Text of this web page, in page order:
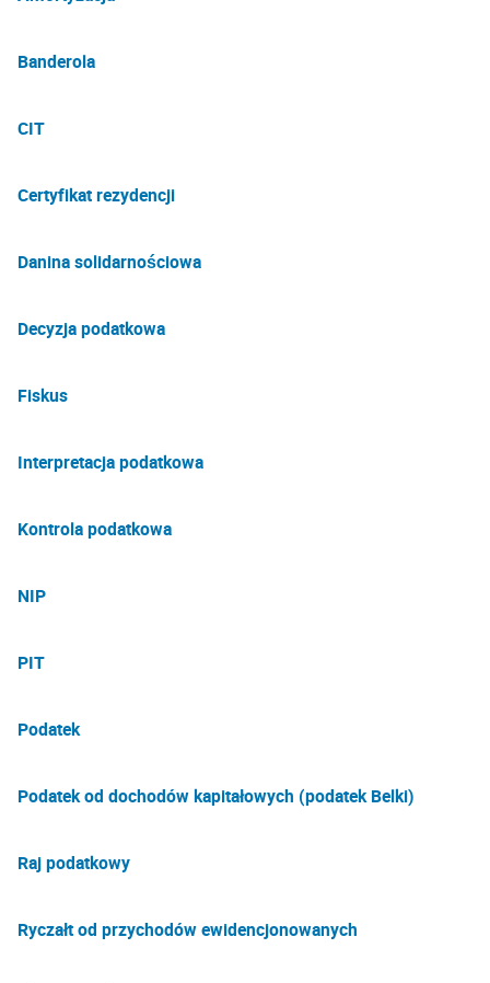
Banderola
CIT
Certyfikat rezydencji
Danina solidarnościowa
Decyzja podatkowa
Fiskus
Interpretacja podatkowa
Kontrola podatkowa
NIP
PIT
Podatek
Podatek od dochodów kapitałowych (podatek Belki)
Raj podatkowy
Ryczałt od przychodów ewidencjonowanych